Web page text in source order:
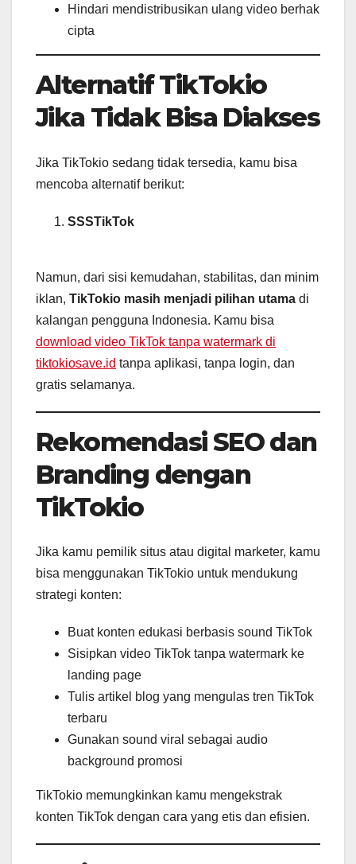
Hindari mendistribusikan ulang video berhak
cipta
Alternatif TikTokio
Jika Tidak Bisa Diakses
Jika TikTokio sedang tidak tersedia, kamu bisa
mencoba alternatif berikut:
SSSTikTok
Namun, dari sisi kemudahan, stabilitas, dan minim
iklan, TikTokio masih menjadi pilihan utama di
kalangan pengguna Indonesia. Kamu bisa
download video TikTok tanpa watermark di
tiktokiosave.id tanpa aplikasi, tanpa login, dan
gratis selamanya.
Rekomendasi SEO dan
Branding dengan
TikTokio
Jika kamu pemilik situs atau digital marketer, kamu
bisa menggunakan TikTokio untuk mendukung
strategi konten:
Buat konten edukasi berbasis sound TikTok
Sisipkan video TikTok tanpa watermark ke
landing page
Tulis artikel blog yang mengulas tren TikTok
terbaru
Gunakan sound viral sebagai audio
background promosi
TikTokio memungkinkan kamu mengekstrak
konten TikTok dengan cara yang etis dan efisien.